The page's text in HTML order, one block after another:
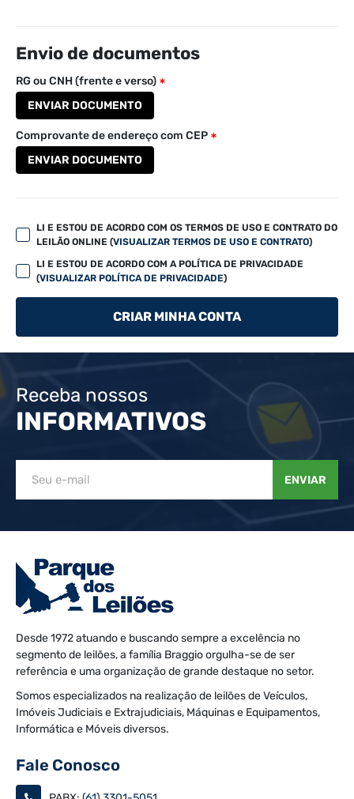
Envio de documentos
RG ou CNH (frente e verso)
ENVIAR DOCUMENTO
Comprovante de endereço com CEP
ENVIAR DOCUMENTO
LI E ESTOU DE ACORDO COM OS TERMOS DE USO E CONTRATO DO
LEILÃO ONLINE (VISUALIZAR TERMOS DE USO E CONTRATO)
LI E ESTOU DE ACORDO COM A POLÍTICA DE PRIVACIDADE
(VISUALIZAR POLÍTICA DE PRIVACIDADE)
CRIAR MINHA CONTA
Receba nossos
INFORMATIVOS
ENVIAR
Desde 1972 atuando e buscando sempre a excelência no
segmento de leilões, a família Braggio orgulha-se de ser
referência e uma organização de grande destaque no setor.
Somos especializados na realização de leilões de Veículos,
Imóveis Judiciais e Extrajudiciais, Máquinas e Equipamentos,
Informática e Móveis diversos.
Fale Conosco